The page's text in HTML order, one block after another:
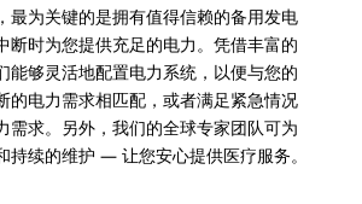
最为关键的是拥有值得信赖的备用发电
断时为您提供充足的电力。凭借丰富的
能够灵活地配置电力系统，以便与您的
的电力需求相匹配，或者满足紧急情况
需求。另外，我们的全球专家团队可为
持续的维护 — 让您安心提供医疗服务。